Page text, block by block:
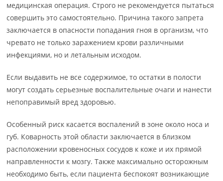
медицинская операция. Строго не рекомендуется пытаться
совершить это самостоятельно. Причина такого запрета
заключается в опасности попадания гноя в организм, что
чревато не только заражением крови различными
инфекциями, но и летальным исходом.
Если выдавить не все содержимое, то остатки в полости
могут создать серьезные воспалительные очаги и нанести
непоправимый вред здоровью.
Особенный риск касается воспалений в зоне около носа и
губ. Коварность этой области заключается в близком
расположении кровеносных сосудов к коже и их прямой
направленности к мозгу. Также максимально осторожным
необходимо быть, если пациента беспокоят возникающие